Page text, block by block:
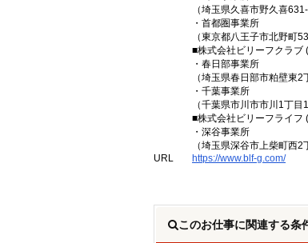
（埼玉県久喜市野久喜
・首都圏事業所
（東京都八王子市北野町
■株式会社ビリーフクラブ
・春日部事業所
（埼玉県春日部市粕壁東
・千葉事業所
（千葉県市川市市川1丁
■株式会社ビリーフライフ
・深谷事業所
（埼玉県深谷市上柴町西
URL
https://www.blf-g.com/
このお仕事に関連する条